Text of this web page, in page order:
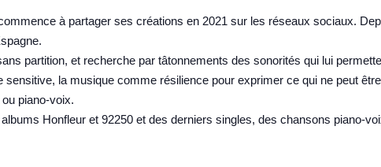
à partager ses créations en 2021 sur les réseaux sociaux.
partition, et recherche par tâtonnements des sonorités qui lui
la musique comme résilience pour exprimer ce qui ne peut
piano-voix.
Honfleur et 92250 et des derniers singles, des chansons piano-